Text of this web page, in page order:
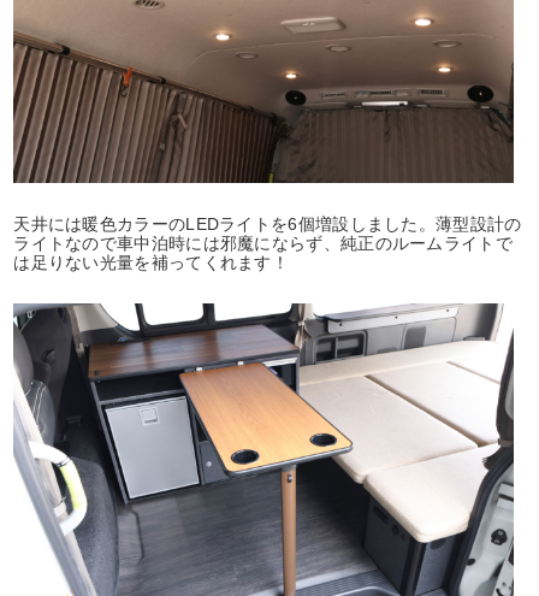
天井には暖色カラーのLEDライトを6個増設しました。薄型設計の
ライトなので車中泊時には邪魔にならず、純正のルームライトで
は足りない光量を補ってくれます！